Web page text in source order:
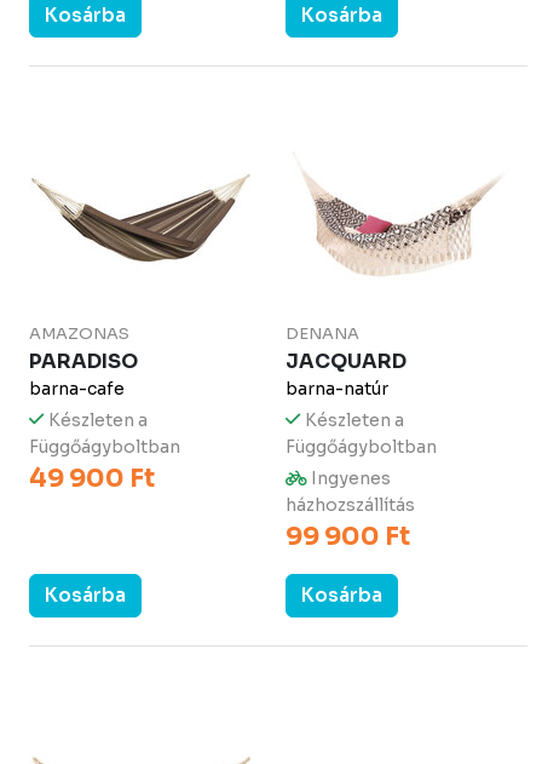
Kosárba Kosárba
AMAZONAS
PARADISO
barna-cafe
Készleten a
Függőágyboltban
49 900 Ft
Kosárba
DENANA
JACQUARD
barna-natúr
Készleten a
Függőágyboltban
Ingyenes
házhozszállítás
99 900 Ft
Kosárba